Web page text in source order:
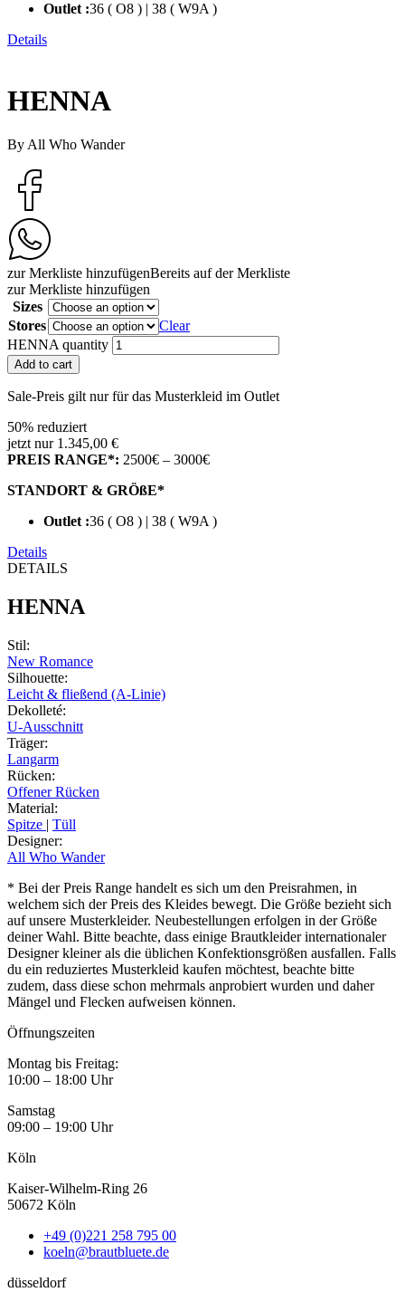
Outlet :36 ( O8 ) | 38 ( W9A )
Details
HENNA
By All Who Wander
zur Merkliste hinzufügenBereits auf der Merkliste
zur Merkliste hinzufügen
Sizes
Stores
Clear
HENNA quantity
Add to cart
Sale-Preis gilt nur für das Musterkleid im Outlet
50% reduziert
jetzt nur 1.345,00 €
PREIS RANGE*: 2500€ – 3000€
STANDORT & GRÖßE*
Outlet :36 ( O8 ) | 38 ( W9A )
Details
DETAILS
HENNA
Stil:
New Romance
Silhouette:
Leicht & fließend (A-Linie)
Dekolleté:
U-Ausschnitt
Träger:
Langarm
Rücken:
Offener Rücken
Material:
Spitze | Tüll
Designer:
All Who Wander
* Bei der Preis Range handelt es sich um den Preisrahmen, in
welchem sich der Preis des Kleides bewegt. Die Größe bezieht sich
auf unsere Musterkleider. Neubestellungen erfolgen in der Größe
deiner Wahl. Bitte beachte, dass einige Brautkleider internationaler
Designer kleiner als die üblichen Konfektionsgrößen ausfallen. Falls
du ein reduziertes Musterkleid kaufen möchtest, beachte bitte
zudem, dass diese schon mehrmals anprobiert wurden und daher
Mängel und Flecken aufweisen können.
Öffnungszeiten
Montag bis Freitag:
10:00 – 18:00 Uhr
Samstag
09:00 – 19:00 Uhr
Köln
Kaiser-Wilhelm-Ring 26
50672 Köln
+49 (0)221 258 795 00
koeln@brautbluete.de
düsseldorf